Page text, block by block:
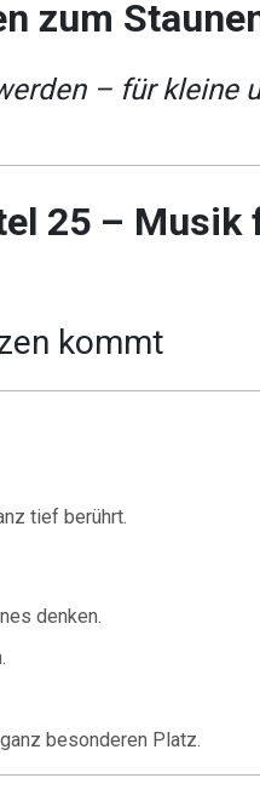
zum
– für kleine
25 – Musik
kommt
tief berührt.
denken.
besonderen Platz.